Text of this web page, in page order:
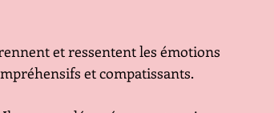
et ressentent les émotions
et compatissants.